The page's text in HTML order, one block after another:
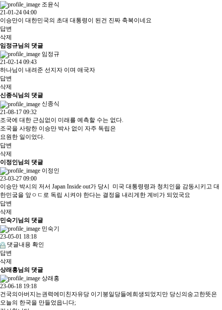
조윤식
21-01-24 04:00
이승만이 대한민국의 초대 대통령이 된건 진짜 축복이네요
답변
삭제
임정규님의 댓글
임정규
21-02-14 09:43
하나님이 내려준 선지자 이며 애국자
답변
삭제
신종식님의 댓글
신종식
21-08-17 09:32
조국에 대한 근심없이 미래를 예측할 수는 없다.
조국을 사랑한 이승만 박사 없이 자주 독립은
요원한 일이었다.
답변
삭제
이정인님의 댓글
이정인
23-03-27 09:00
이승만 박시의 저서 Japan Inside out가 당시 미국 대통령령과 청치인을 감동시키고 대
한민궄을 앞ㅇㄷ로 독립 시켜야 한다는 결정을 내리게한 계비가 되었국요
답변
삭제
민숙기님의 댓글
민숙기
23-05-01 18:18
댓글내용 확인
답변
삭제
상래홍님의 댓글
상래홍
23-06-18 19:18
건국의아버지는권력에미친자유당 이기붕일당들에희생되었지만 당신의숭고한뜻은
오늘의 한국을 만들었읍니다;